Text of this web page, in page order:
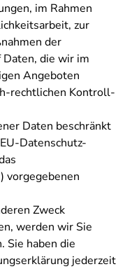
im Rahmen
zur
der
Daten, die wir im
Angeboten
rechtlichen Kontroll-
Daten beschränkt
Datenschutz-
vorgegebenen
Zweck
werden wir Sie
Sie haben die
jederzeit